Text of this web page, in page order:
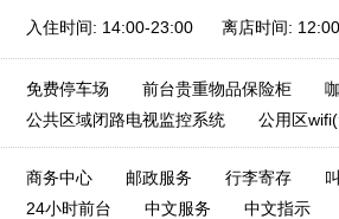
入住时间: 14:00-23:00 离店时间:
免费停车场 前台贵重物品保险柜
公共区域闭路电视监控系统
公用区
商务中心 邮政服务 行李寄存
24小时前台
中文服务 中文指示